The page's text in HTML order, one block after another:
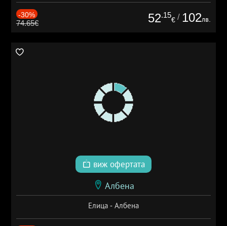
-30%
74.65€ 52.15
€ / 102лв.
виж офертата
Албена
Елица - Албена